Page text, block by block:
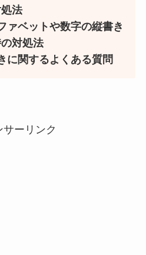
法
ァベットや数字の縦書き
対処法
に関するよくある質問
サーリンク